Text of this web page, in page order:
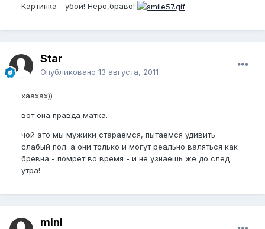
Картинка - убой! Неро,браво!
Star
Опубликовано 13 августа, 2011
хаахах))
вот она правда матка.
чой это мы мужики стараемся, пытаемся удивить
слабый пол. а они только и могут реально валяться как
бревна - помрет во время - и не узнаешь же до след
утра!
mini